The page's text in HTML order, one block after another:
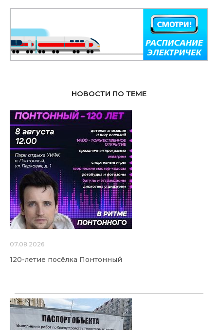
НОВОСТИ ПО ТЕМЕ
07.08.2026
120-летие посёлка Понтонный